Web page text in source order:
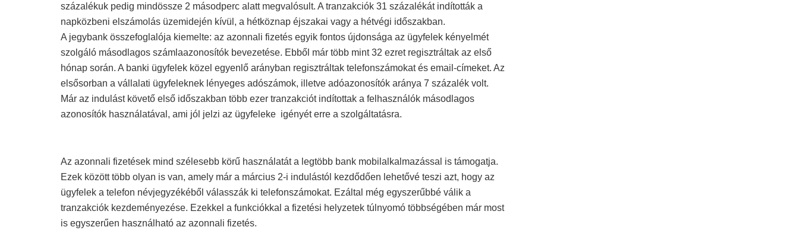
százalékuk pedig mindössze 2 másodperc alatt megvalósult. A tranzakciók 31 százalékát indították a
napközbeni elszámolás üzemidején kívül, a hétköznap éjszakai vagy a hétvégi időszakban.
A jegybank összefoglalója kiemelte: az azonnali fizetés egyik fontos újdonsága az ügyfelek kényelmét
szolgáló másodlagos számlaazonosítók bevezetése. Ebből már több mint 32 ezret regisztráltak az első
hónap során. A banki ügyfelek közel egyenlő arányban regisztráltak telefonszámokat és email-címeket. Az
elsősorban a vállalati ügyfeleknek lényeges adószámok, illetve adóazonosítók aránya 7 százalék volt.
Már az indulást követő első időszakban több ezer tranzakciót indítottak a felhasználók másodlagos
azonosítók használatával, ami jól jelzi az ügyfeleke igényét erre a szolgáltatásra.
Az azonnali fizetések mind szélesebb körű használatát a legtöbb bank mobilalkalmazással is támogatja.
Ezek között több olyan is van, amely már a március 2-i indulástól kezdődően lehetővé teszi azt, hogy az
ügyfelek a telefon névjegyzékéből válasszák ki telefonszámokat. Ezáltal még egyszerűbbé válik a
tranzakciók kezdeményezése. Ezekkel a funkciókkal a fizetési helyzetek túlnyomó többségében már most
is egyszerűen használható az azonnali fizetés.